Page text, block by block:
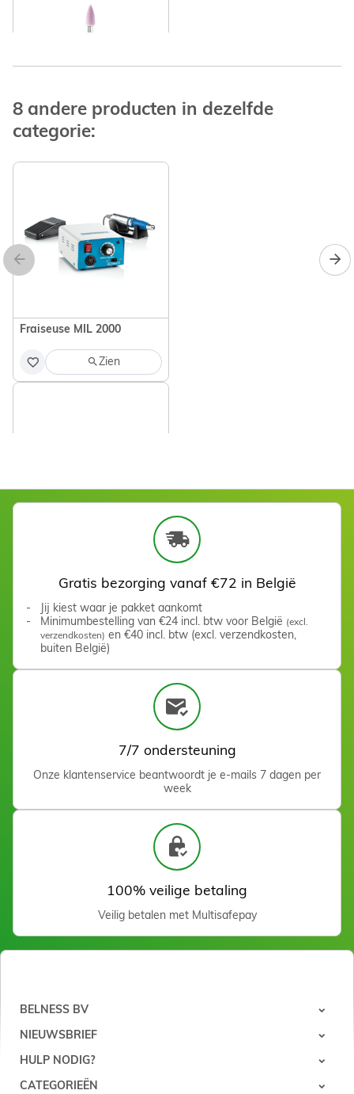
Pierre Ponce Naturelle
Paraffine Aloe Vera 2 x
500 g
Fraise cylindrique 3,5 mm
Zien
8 andere producten in dezelfde
categorie:
Fraiseuse MIL 2000
Zien
Zien
Fraise cylindrique 3,5 mm
Carbure Silicium
Gratis bezorging vanaf €72 in België
Jij kiest waar je pakket aankomt
Minimumbestelling van €24 incl. btw voor België (excl.
verzendkosten) en €40 incl. btw (excl. verzendkosten,
buiten België)
7/7 ondersteuning
Onze klantenservice beantwoordt je e-mails 7 dagen per
week
100% veilige betaling
Veilig betalen met Multisafepay
BELNESS BV
NIEUWSBRIEF
HULP NODIG?
CATEGORIEËN